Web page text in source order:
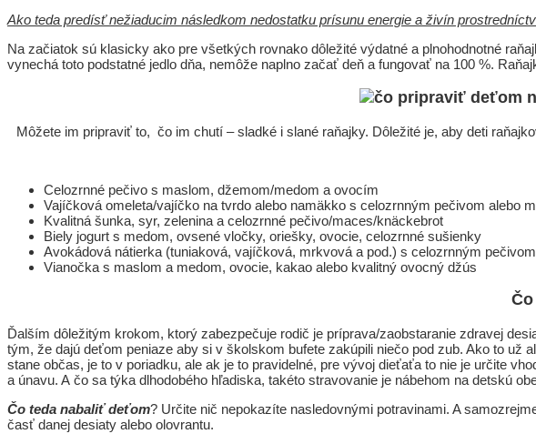
Ako teda predísť nežiaducim následkom nedostatku prísunu energie a živín
Na začiatok sú klasicky ako pre všetkých rovnako dôležité výdatné a plnohodnotné
vynechá toto podstatné jedlo dňa, nemôže naplno začať deň a fungovať na 100 %.
Môžete im pripraviť to, čo im chutí – sladké i slané raňajky. Dôležité je, aby deti
Celozrnné pečivo s maslom, džemom/medom a ovocím
Vajíčková omeleta/vajíčko na tvrdo alebo namäkko s celozrnným pečivom alebo
Kvalitná šunka, syr, zelenina a celozrnné pečivo/maces/knäckebrot
Biely jogurt s medom, ovsené vločky, oriešky, ovocie, celozrnné sušienky
Avokádová nátierka (tuniaková, vajíčková, mrkvová a pod.) s celozrnným
Vianočka s maslom a medom, ovocie, kakao alebo kvalitný ovocný džús
Ďalším dôležitým krokom, ktorý zabezpečuje rodič je príprava/zaobstaranie zdravej
tým, že dajú deťom peniaze aby si v školskom bufete zakúpili niečo pod zub. Ako to už
stane občas, je to v poriadku, ale ak je to pravidelné, pre vývoj dieťaťa to nie je určite
a únavu. A čo sa týka dlhodobého hľadiska, takéto stravovanie je nábehom na detskú
Čo teda nabaliť deťom? Určite nič nepokazíte nasledovnými potravinami. A
časť danej desiaty alebo olovrantu.